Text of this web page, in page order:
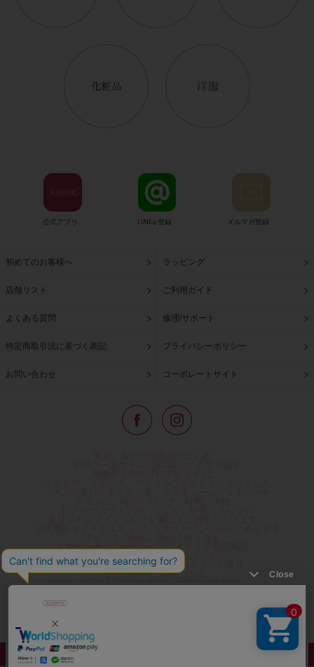
公式アプリ LINE@登録 メルマガ登録
初めてのお客様へ ラッピング
店舗リスト ご利用ガイド
よくある質問 修理/サポート
特定商取引法に基づく表記 プライバシーポリシー
お問い合わせ コーポレートサイト
人気ランキングやテレビなどメディア着用商品、
雑誌掲載商品情報を紹介するコンテンツ、
プレゼント包装無料や独自のポイント還元
などのサービスをご提供。
心躍るインポートアクセサリーや時計、小物などで、
夢やときめきを与えられるよう願っています。
◆ギフトラッピング無料/11,000円以上のご注文で送料無料◆